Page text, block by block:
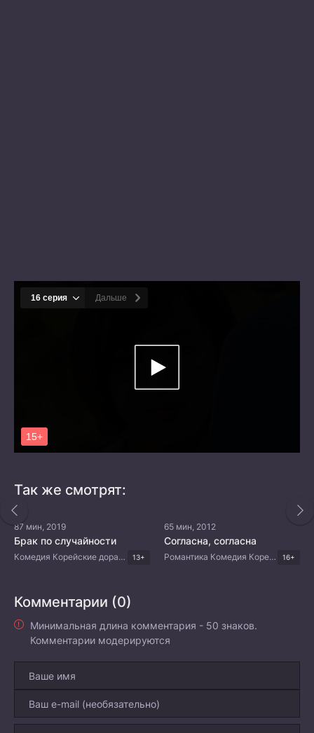
Так же смотрят:
87 мин, 2019
Брак по случайности
Комедия Корейские дорамы 13+
65 мин, 2012
Согласна, согласна
Романтика Комедия Корейские дорамы 16+
Комментарии (0)
Минимальная длина комментария - 50 знаков.
Комментарии модерируются